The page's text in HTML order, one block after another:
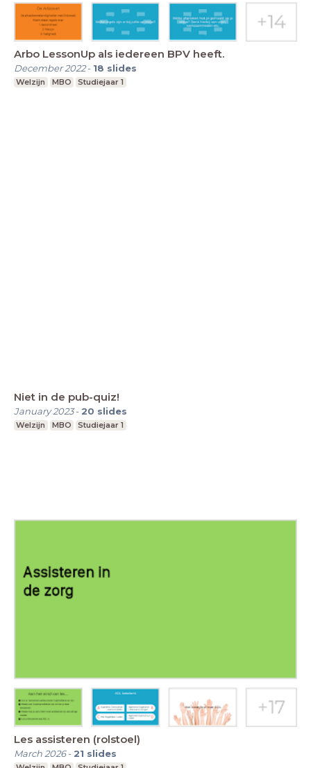
Arbo LessonUp als iedereen BPV heeft.
December 2022- 18 slides
Welzijn MBO Studiejaar 1
Niet in de pub-quiz!
January 2023- 20 slides
Welzijn MBO Studiejaar 1
Les assisteren (rolstoel)
March 2026- 21 slides